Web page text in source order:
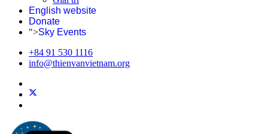
English website
Donate
">Sky Events
+84 91 530 1116
info@thienvanvietnam.org